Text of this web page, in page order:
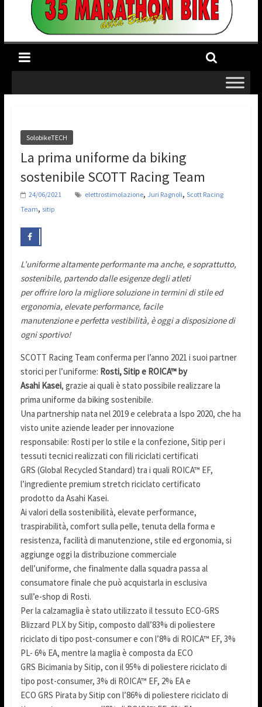
SolobikeTECH
La prima uniforme da biking
sostenibile SCOTT Racing Team
24/06/2021 elettrostimolazione, Juri Ragnoli, Scott Racing
Team, sitip
L’uniforme altamente performante ma anche, e soprattutto,
sostenibile, partendo dalle esigenze degli atleti
per offrire loro la migliore soluzione in termini di stile ed
ergonomia, elevate performance, facile
manutenzione e perfetta vestibilità, è oggi a disposizione di
ogni sportivo!
SCOTT Racing Team conferma per l’anno 2021 i suoi partner
storici per l’uniforme: Rosti, Sitip e ROICA™ by
Asahi Kasei, grazie ai quali è stato possibile realizzare la
prima uniforme da biking sostenibile.
Una partnership nata nel 2019 e celebrata a Ispo 2020, che ha
visto unite aziende leader per innovazione
responsabile: Rosti per lo stile e la confezione, Sitip per i
tessuti tecnici realizzati con fili riciclati certificati
GRS (Global Recycled Standard) tra i quali ROICA™ EF,
l’ingrediente premium stretch riciclato certificato
prodotto da Asahi Kasei.
Ai valori della sostenibilità, elevate performance,
traspirabilità, comfort sulla pelle, tenuta della forma e
resistenza, facilità di manutenzione, stile ed ergonomia, si
aggiunge oggi la distribuzione commerciale
dell’uniforme, che finalmente dalla squadra passa al
consumatore finale che può acquistarla in esclusiva
sull’e-shop di Rosti.
Per la calzamaglia è stato utilizzato il tessuto ECO-GRS
Blizzard PLX by Sitip, composto dall’83% di poliestere
riciclato di tipo post-consumer e con l’8% di ROICA™ EF, 3%
PL- 6% EA, mentre la maglia è composta da ECO
GRS Bicimania by Sitip, con il 95% di poliestere riciclato di
tipo post-consumer, 3% di ROICA™ EF, 2% EA e
ECO GRS Pirata by Sitip con l’86% di poliestere riciclato di